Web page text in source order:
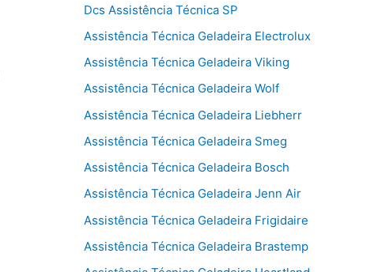
Dcs Assistência Técnica SP
Assistência Técnica Geladeira Electrolux
Assistência Técnica Geladeira Viking
Assistência Técnica Geladeira Wolf
Assistência Técnica Geladeira Liebherr
Assistência Técnica Geladeira Smeg
Assistência Técnica Geladeira Bosch
Assistência Técnica Geladeira Jenn Air
Assistência Técnica Geladeira Frigidaire
Assistência Técnica Geladeira Brastemp